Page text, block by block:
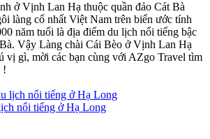
ở Vịnh Lan Hạ thuộc quần đảo Cát Bà
làng cổ nhất Việt Nam trên biển ước tính
năm tuổi là địa điểm du lịch nổi tiếng bậc
Vậy Làng chài Cái Bèo ở Vịnh Lan Hạ
vị gì, mời các bạn cùng với AZgo Travel tìm
!
nổi tiếng ở Hạ Long